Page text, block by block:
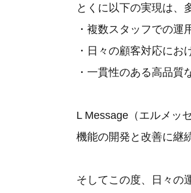
とくに以下の実現は、
・複数スタッフでの運
・日々の顧客対応にお
・一貫性のある高品質
L Message（エルメッ
機能の開発と改善に継
そしてこの度、日々の